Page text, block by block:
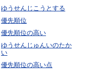
ゆうせんじこうとする
優先順位
優先順位の高い
ゆうせんじゅんいのたか
い
優先順位の高い点